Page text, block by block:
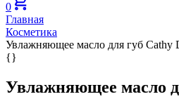
0
Главная
Косметика
Увлажняющее масло для губ Cathy
{}
Увлажняющее масло